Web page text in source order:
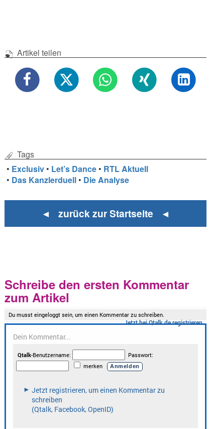
Artikel teilen
Tags
• Exclusiv • Let’s Dance • RTL Aktuell
• Das Kanzlerduell • Die Analyse
◄ zurück zur Startseite ◄
Schreibe den ersten Kommentar
zum Artikel